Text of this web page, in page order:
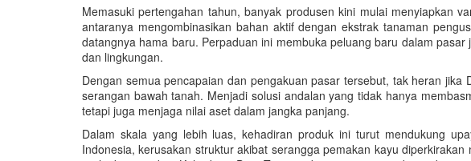
Memasuki pertengahan tahun, banyak produsen kini mulai menyiapkan
antaranya mengombinasikan bahan aktif dengan ekstrak tanaman
datangnya hama baru. Perpaduan ini membuka peluang baru dalam
dan lingkungan.
Dengan semua pencapaian dan pengakuan pasar tersebut, tak heran
serangan bawah tanah. Menjadi solusi andalan yang tidak hanya
tetapi juga menjaga nilai aset dalam jangka panjang.
Dalam skala yang lebih luas, kehadiran produk ini turut mendukung
Indonesia, kerusakan struktur akibat serangga pemakan kayu